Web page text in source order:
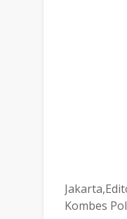
Kombes